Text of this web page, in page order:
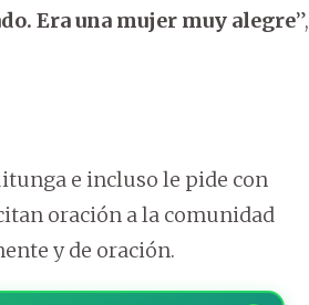
Era una mujer muy alegre”,
e incluso le pide con
oración a la comunidad
y de oración.